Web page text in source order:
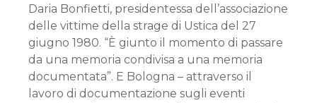
Daria Bonfietti, presidentessa dell’associazione
delle vittime della strage di Ustica del 27
giugno 1980. “È giunto il momento di passare
da una memoria condivisa a una memoria
documentata”. E Bologna – attraverso il
lavoro di documentazione sugli eventi